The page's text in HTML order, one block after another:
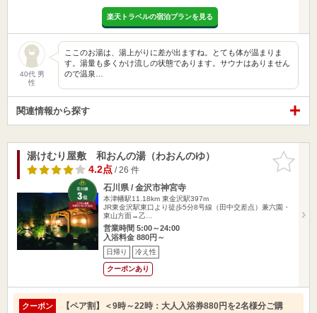
楽天トラベルの宿泊プランを見る
40代 男
性
ここのお湯は、湯上がりに差が出ますね。とても体が温まりま
す。湯量も多くかけ流しの状態であります。サウナはありません
ので温泉…
関連情報から探す
お気に入
りに追加
湯けむり屋敷 和おんの湯（わおんのゆ）
4.2点/ 26 件
石川県 / 金沢市神宮寺
本津幡駅11.18km 東金沢駅397m
JR東金沢駅東口より徒歩5分8号線（田中交差点）兼六園・
東山方面→乙…
営業時間 5:00～24:00
入浴料金 880円～
日帰り 冷え性
クーポンあり
クーポン
【ペア割】＜9時～22時：大人入浴券880円を2名様分ご購